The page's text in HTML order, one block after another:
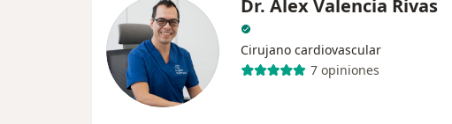
Dr. Alex Valencia Rivas
Cirujano cardiovascular
7 opiniones